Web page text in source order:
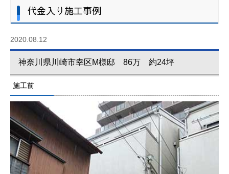
代金入り施工事例
2020.08.12
神奈川県川崎市幸区M様邸 86万 約24坪
施工前